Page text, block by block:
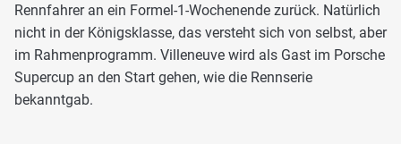
Rennfahrer an ein Formel-1-Wochenende zurück. Natürlich
nicht in der Königsklasse, das versteht sich von selbst, aber
im Rahmenprogramm. Villeneuve wird als Gast im Porsche
Supercup an den Start gehen, wie die Rennserie
bekanntgab.